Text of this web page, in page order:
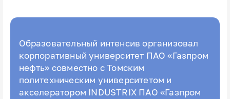
Образовательный интенсив организовал
корпоративный университет ПАО «Газпром
нефть» совместно с Томским
политехническим университетом и
акселератором INDUSTRIX ПАО «Газпром